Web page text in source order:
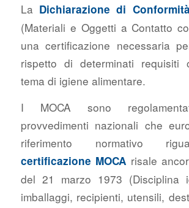
La Dichiarazione di Conformità
(Materiali e Oggetti a Contatto
una certificazione necessaria
rispetto di determinati requisiti
tema di igiene alimentare.
I MOCA sono
provvedimenti nazionali che
riferimento normativo
certificazione MOCA risale
del 21 marzo 1973 (Disciplina
imballaggi, recipienti, utensili,